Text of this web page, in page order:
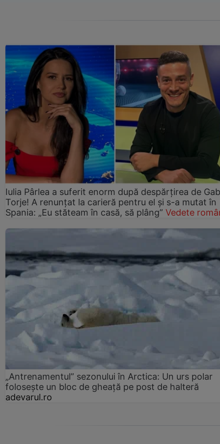
Iulia Pârlea a suferit enorm după despărțirea de
Torje! A renunțat la carieră pentru el și s-a mutat în
Spania: „Eu stăteam în casă, să plâng” Vedete
„Antrenamentul” sezonului în Arctica: Un urs polar
folosește un bloc de gheață pe post de halteră
adevarul.ro